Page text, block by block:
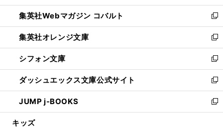
開
く
ウ
で
開
く
ン
ド
ウ
で
開
く
ウ
ィ
ン
ド
ウ
で
開
く
集英社Webマガジン コバルト
新
し
い
ウ
ィ
ン
ド
ウ
で
開
集英社オレンジ文庫
新
し
い
ウ
ィ
ン
ド
ウ
シフォン文庫
新
し
い
ウ
ィ
ン
ダッシュエックス文庫公式サイト
新
し
い
ウ
JUMP j-BOOKS
新
し
キッズ